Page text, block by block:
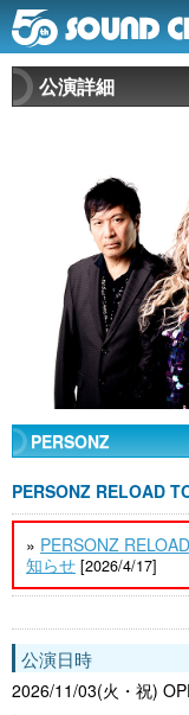
公演詳細
PERSONZ
PERSONZ RELOAD
» PERSONZ
知らせ [2026/4/17]
公演日時
2026/11/03(火・祝)